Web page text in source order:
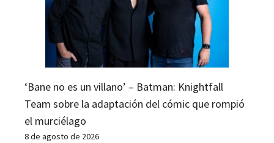
‘Bane no es un villano’ – Batman: Knightfall
Team sobre la adaptación del cómic que rompió
el murciélago
8 de agosto de 2026